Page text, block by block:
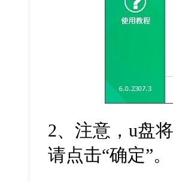
2、注意，u盘
请点击“确定”。